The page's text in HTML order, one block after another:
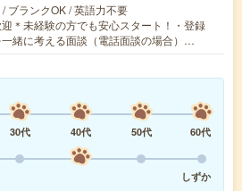
/ ブランクOK / 英語力不要
＊未経験の方でも安心スタート！・登録
緒に考える面談（電話面談の場合）…
30代 40代 50代
60代
しずか